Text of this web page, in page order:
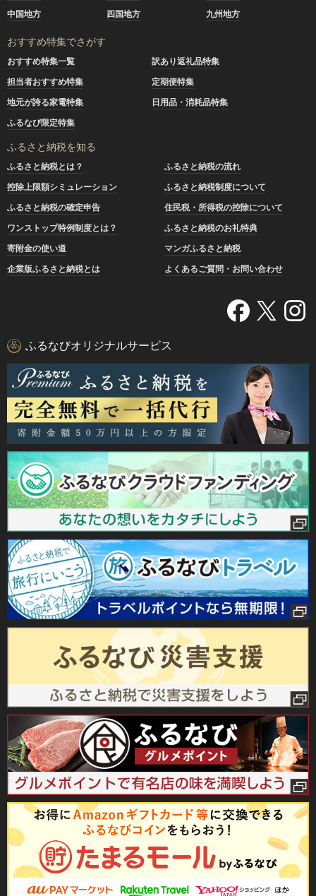
中国地方
四国地方 九州地方
おすすめ特集でさがす
おすすめ特集一覧
訳あり返礼品特集
担当者おすすめ特集
定期便特集
地元が誇る家電特集
日用品・消耗品特集
ふるなび限定特集
ふるさと納税を知る
ふるさと納税とは？
ふるさと納税の流れ
控除上限額シミュレーション
ふるさと納税制度について
ふるさと納税の確定申告
住民税・所得税の控除について
ワンストップ特例制度とは？
ふるさと納税のお礼特典
寄附金の使い道
マンガふるさと納税
企業版ふるさと納税とは
よくあるご質問・お問い合わせ
ふるなびオリジナルサービス